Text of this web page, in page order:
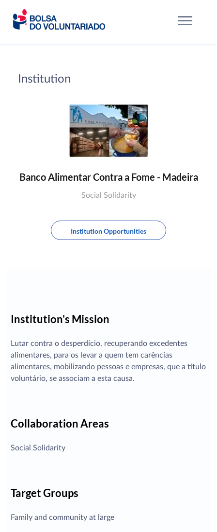
Institution
Banco Alimentar Contra a Fome - Madeira
Social Solidarity
Institution Opportunities
Institution's Mission
Lutar contra o desperdício, recuperando excedentes
alimentares, para os levar a quem tem carências
alimentares, mobilizando pessoas e empresas, que a título
voluntário, se associam a esta causa.
Collaboration Areas
Social Solidarity
Target Groups
Family and community at large